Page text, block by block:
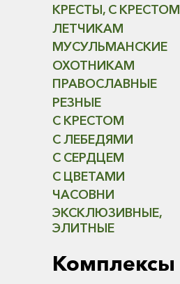
КРЕСТЫ, С КРЕСТОМ
ЛЕТЧИКАМ
МУСУЛЬМАНСКИЕ
ОХОТНИКАМ
ПРАВОСЛАВНЫЕ
РЕЗНЫЕ
С КРЕСТОМ
С ЛЕБЕДЯМИ
С СЕРДЦЕМ
С ЦВЕТАМИ
ЧАСОВНИ
ЭКСКЛЮЗИВНЫЕ,
ЭЛИТНЫЕ
Комплексы